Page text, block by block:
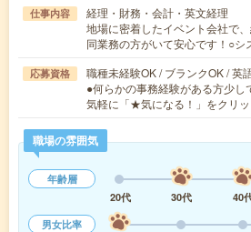
仕事内容
経理・財務・会計・英文経理
地場に密着したイベント会社で
同業務の方がいて安心です！○
応募資格
職種未経験OK / ブランクOK / 英
●何らかの事務経験がある方少し
気軽に「★気になる！」をクリ
職場の雰囲気
年齢層
20代
30代 40
男女比率